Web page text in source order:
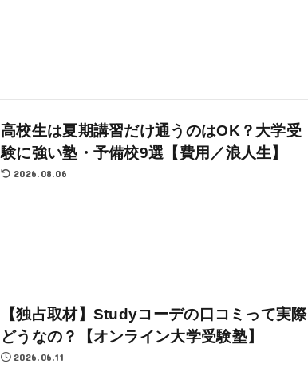
高校生は夏期講習だけ通うのはOK？大学受
験に強い塾・予備校9選【費用／浪人生】
2026.08.06
【独占取材】Studyコーデの口コミって実際
どうなの？【オンライン大学受験塾】
2026.06.11